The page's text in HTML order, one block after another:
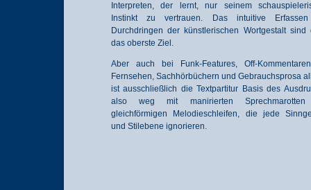
Interpreten, der lernt, nur seinem
Instinkt zu vertrauen. Das intuitive
Durchdringen der künstlerischen Wortgestalt sind
das oberste Ziel.
Aber auch bei Funk-Features, Off-
Fernsehen, Sachhörbüchern und Gebrauchsprosa
ist ausschließlich die Textpartitur Basis des
also weg mit manirierten
gleichförmigen Melodieschleifen, die jede
und Stilebene ignorieren.